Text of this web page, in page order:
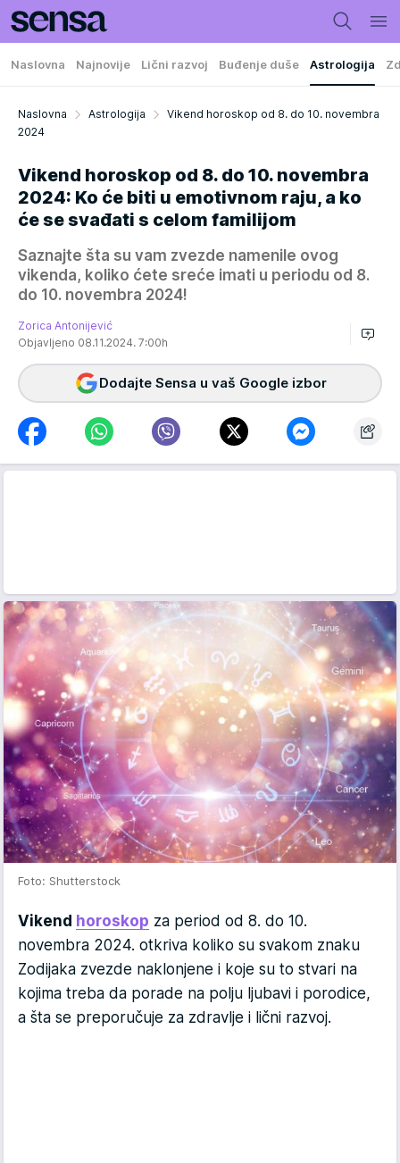
Naslovna Najnovije Lični razvoj Buđenje duše Astrologija
Naslovna Astrologija
Vikend horoskop od 8. do 10. novembra
2024
Vikend horoskop od 8. do 10. novembra
2024: Ko će biti u emotivnom raju, a ko
će se svađati s celom familijom
Saznajte šta su vam zvezde namenile ovog
vikenda, koliko ćete sreće imati u periodu od 8.
do 10. novembra 2024!
Zorica Antonijević
Objavljeno 08.11.2024. 7:00h
Dodajte Sensa u vaš Google izbor
Foto: Shutterstock
Vikend horoskop za period od 8. do 10.
novembra 2024. otkriva koliko su svakom znaku
Zodijaka zvezde naklonjene i koje su to stvari na
kojima treba da porade na polju ljubavi i porodice,
a šta se preporučuje za zdravlje i lični razvoj.